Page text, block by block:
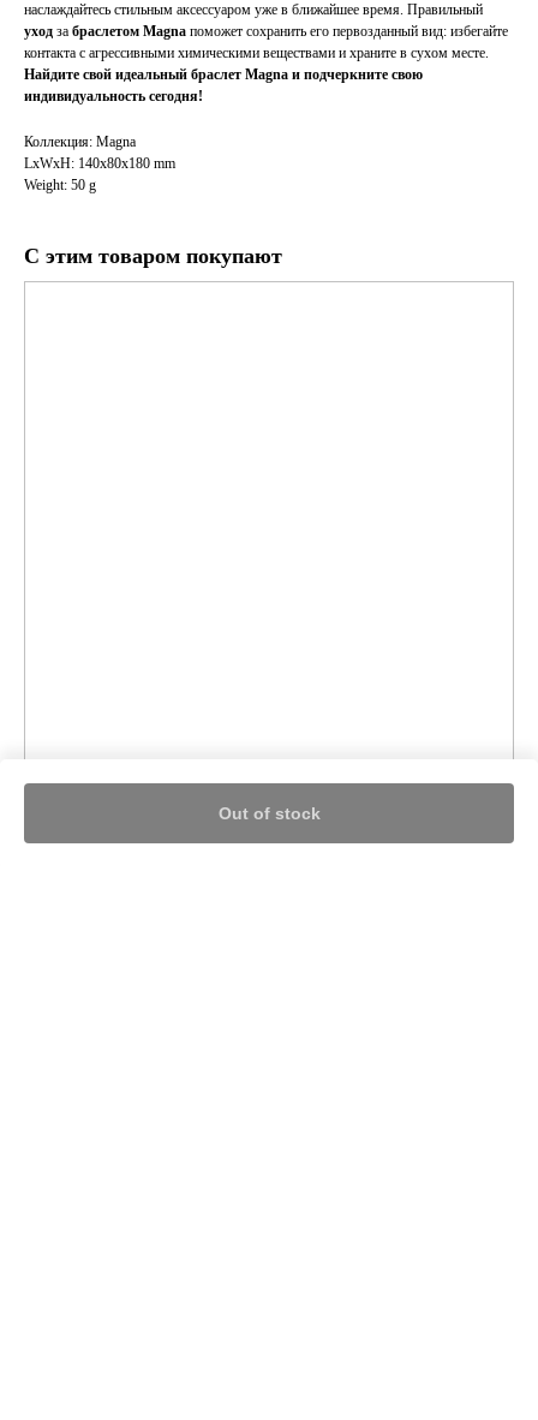
Out of stock
наслаждайтесь стильным аксессуаром уже в ближайшее время. Правильный
уход за браслетом Magna поможет сохранить его первозданный вид: избегайте
контакта с агрессивными химическими веществами и храните в сухом месте.
Найдите свой идеальный браслет Magna и подчеркните свою
индивидуальность сегодня!
Коллекция: Magna
LxWxH: 140x80x180 mm
Weight: 50 g
С этим товаром покупают